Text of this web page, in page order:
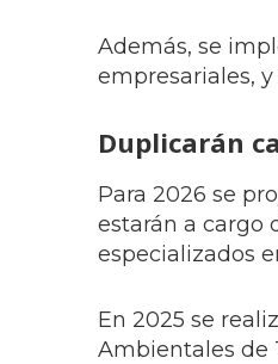
Además, se
empresariales,
Duplicarán
Para 2026 se
estarán a cargo
especializados
En 2025 se
Ambientales de